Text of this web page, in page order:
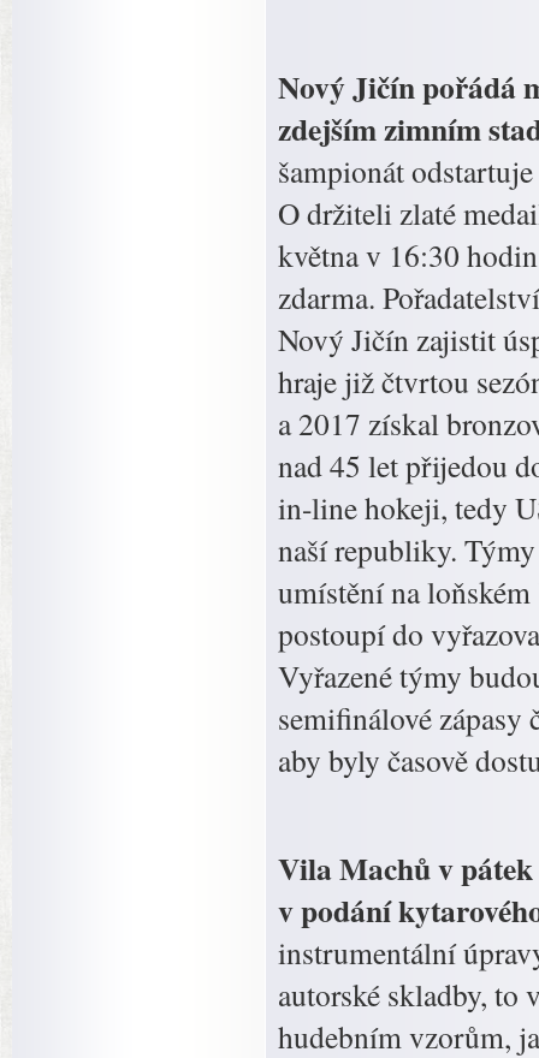
Nový Jičín pořádá
zdejším zimním
šampionát
O držiteli zlaté
května v 16:30
zdarma.
Nový Jičín zajistit
hraje již čtvrtou
a 2017 získal
nad 45 let přijedou
in-line hokeji, tedy
naší republiky.
umístění na
postoupí do
Vyřazené týmy
semifinálové zápasy
aby byly časově
Vila Machů v pátek
v podání
instrumentální
autorské skladby, to
hudebním vzorům,